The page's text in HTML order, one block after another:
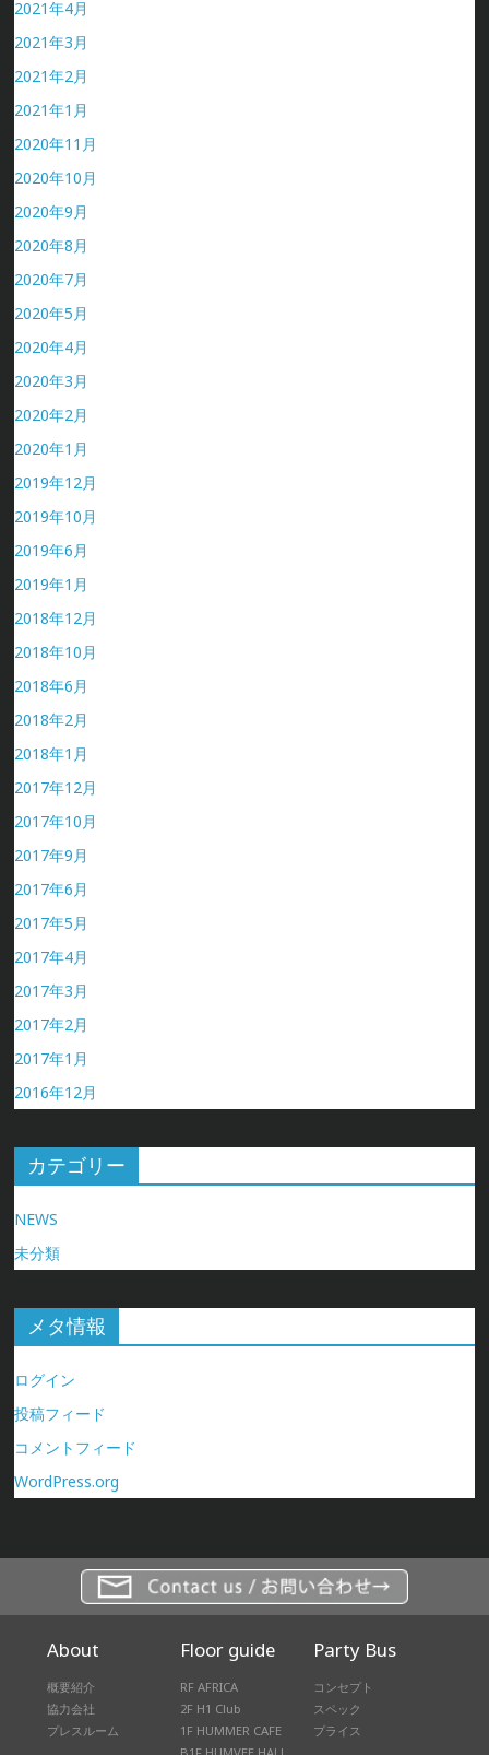
2021年4月
2021年3月
2021年2月
2021年1月
2020年11月
2020年10月
2020年9月
2020年8月
2020年7月
2020年5月
2020年4月
2020年3月
2020年2月
2020年1月
2019年12月
2019年10月
2019年6月
2019年1月
2018年12月
2018年10月
2018年6月
2018年2月
2018年1月
2017年12月
2017年10月
2017年9月
2017年6月
2017年5月
2017年4月
2017年3月
2017年2月
2017年1月
2016年12月
カテゴリー
NEWS
未分類
メタ情報
ログイン
投稿フィード
コメントフィード
WordPress.org
About
概要紹介
協力会社
プレスルーム
Floor guide
RF AFRICA
2F H1 Club
1F HUMMER CAFE
Party Bus
コンセプト
スペック
プライス